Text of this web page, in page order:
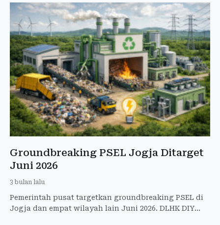
Groundbreaking PSEL Jogja Ditarget
Juni 2026
3 bulan lalu
Pemerintah pusat targetkan groundbreaking PSEL di
Jogja dan empat wilayah lain Juni 2026. DLHK DIY